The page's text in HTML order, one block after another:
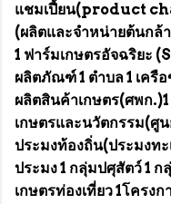
แชมเปี้ยน(product
(ผลิตและจำหน่ายต้นกล้า
1 ฟาร์มเกษตรอัจฉริยะ
ผลิตภัณฑ์ 1 ตำบล 1 เครื
ผลิตสินค้าเกษตร(ศพก
เกษตรและนวัตกรรม(ศู
ประมงท้องถิ่น(ประมงทะ
ประมง 1 กลุ่มปศุสัตว์ 1 ก
เกษตรท่องเที่ยว 1โครง